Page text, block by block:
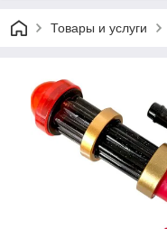
Товары и услуги